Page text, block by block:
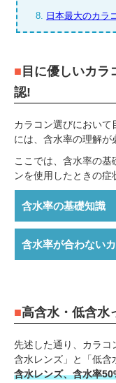
8. 日本最大のカラ
目に優しいカラ
認!
カラコン選びにおいて
には、含水率の理解が
ここでは、含水率の基
ンを使用したときの症
含水率の基礎知識
含水率が合わない
高含水・低含水
先述した通り、カラコ
含水レンズ」と「低含
含水レンズ、含水率